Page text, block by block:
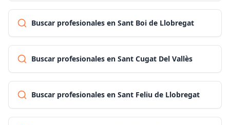
Buscar profesionales en Sant Boi de Llobregat
Buscar profesionales en Sant Cugat Del Vallès
Buscar profesionales en Sant Feliu de Llobregat